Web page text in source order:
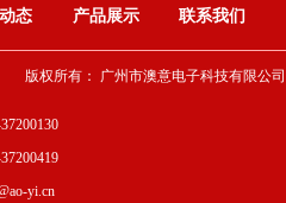
yi.cn
态 产品展示 联系我们
版权所有： 广州市澳意电子科技有限公司